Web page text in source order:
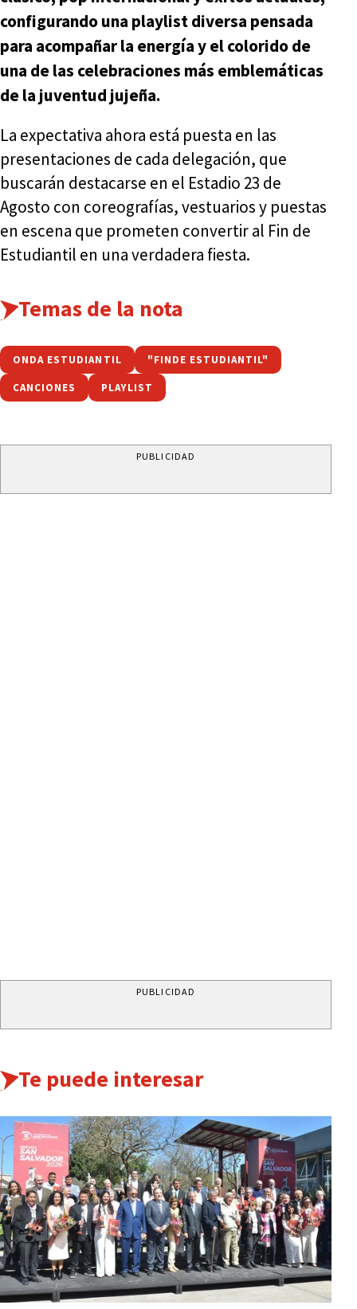
configurando una playlist diversa pensada
para acompañar la energía y el colorido de
una de las celebraciones más emblemáticas
de la juventud jujeña.
La expectativa ahora está puesta en las
presentaciones de cada delegación, que
buscarán destacarse en el Estadio 23 de
Agosto con coreografías, vestuarios y puestas
en escena que prometen convertir al Fin de
Estudiantil en una verdadera fiesta.
Temas de la nota
ONDA ESTUDIANTIL "FINDE ESTUDIANTIL"
CANCIONES PLAYLIST
PUBLICIDAD
PUBLICIDAD
Te puede interesar